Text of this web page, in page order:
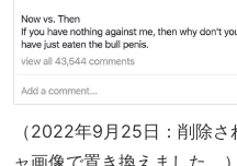
（2022年9月25日：削除